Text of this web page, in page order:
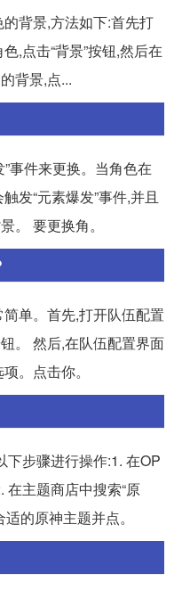
背景,方法如下:首先打
,点击“背景”按钮,然后在
背景,点...
事件来更换。当角色在
发“元素爆发”事件,并且
。 要更换角。
单。首先,打开队伍配置
。 然后,在队伍配置界面
。点击你。
步骤进行操作:1. 在OP
在主题商店中搜索“原
的原神主题并点。